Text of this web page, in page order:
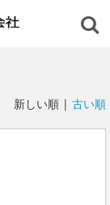
新しい順 | 古い順